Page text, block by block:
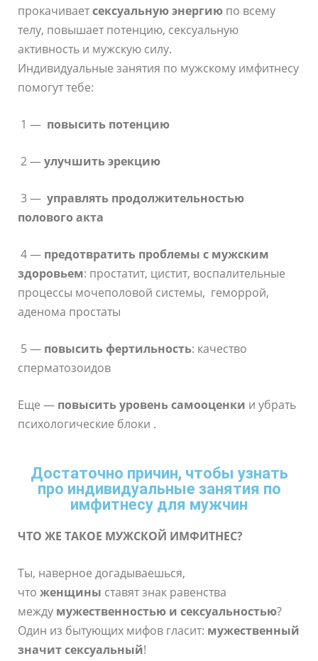
прокачиваетсексуальную энергию по всему
телу, повышает потенцию, сексуальную
активность и мужскую силу.
Индивидуальные занятия по мужскому имфитнесу
помогут тебе:
1 — повысить потенцию
2 —улучшить эрекцию
3 — управлять продолжительностью
полового акта
4 — предотвратить проблемы с мужским
здоровьем: простатит, цистит, воспалительные
процессы мочеполовой системы, геморрой,
аденома простаты
5 — повысить фертильность: качество
сперматозоидов
Еще — повысить уровень самооценки и убрать
психологические блоки .
Достаточно причин, чтобы узнать
про индивидуальные занятия по
имфитнесу для мужчин
ЧТО ЖЕ ТАКОЕ МУЖСКОЙ ИМФИТНЕС?
Ты, наверное догадываешься,
что женщины ставят знак равенства
между мужественностью и сексуальностью?
Один из бытующих мифов гласит: мужественный
значит сексуальный!